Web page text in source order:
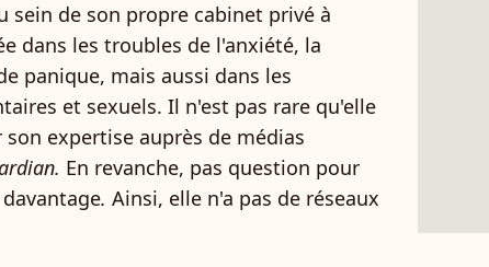
sein de son propre cabinet privé à
dans les troubles de l'anxiété, la
panique, mais aussi dans les
et sexuels. Il n'est pas rare qu'elle
expertise auprès de médias
En revanche, pas question pour
. Ainsi, elle n'a pas de réseaux